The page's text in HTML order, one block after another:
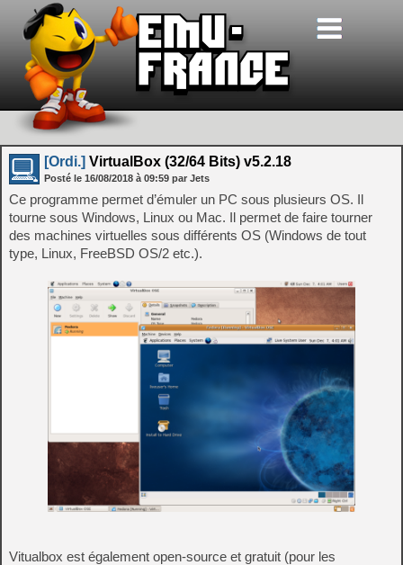
[Ordi.] VirtualBox (32/64 Bits) v5.2.18
Posté le 16/08/2018 à 09:59 par Jets
Ce programme permet d’émuler un PC sous plusieurs OS. Il
tourne sous Windows, Linux ou Mac. Il permet de faire tourner
des machines virtuelles sous différents OS (Windows de tout
type, Linux, FreeBSD OS/2 etc.).
Vitualbox est également open-source et gratuit (pour les